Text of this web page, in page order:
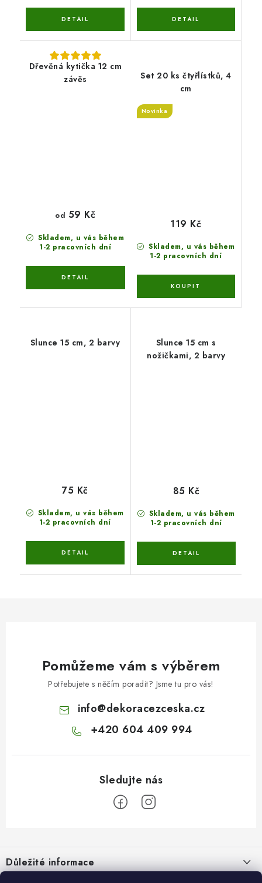
Dřevěná kytička 12 cm
závěs
Skladem, u vás během
1-2 pracovních dní
od 59 Kč
Set 20 ks čtyřlístků, 4
cm
Novinka
Skladem, u vás během
1-2 pracovních dní
119 Kč
Slunce 15 cm, 2 barvy
Skladem, u vás během
1-2 pracovních dní
75 Kč
Slunce 15 cm s
nožičkami, 2 barvy
Skladem, u vás během
1-2 pracovních dní
85 Kč
Pomůžeme vám s výběrem
Potřebujete s něčím poradit? Jsme tu pro vás!
info@dekoracezceska.cz
+420 604 409 994
pDůležité informace